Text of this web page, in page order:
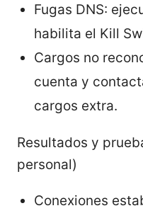
Fugas DNS:
habilita el Kill
Cargos no
cuenta y
cargos extra.
Resultados y
personal)
Conexiones